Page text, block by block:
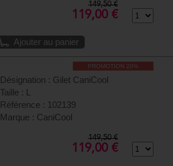
149,50 €
119,00 €
Ajouter au panier
PROMOTION 20%
Désignation : Gilet CaniCool
Taille : L
Référence : 102139
Marque : CaniCool
149,50 €
119,00 €